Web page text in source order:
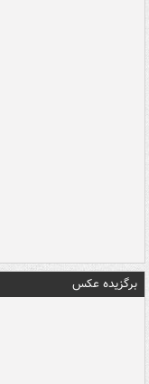
برگزیده عکس